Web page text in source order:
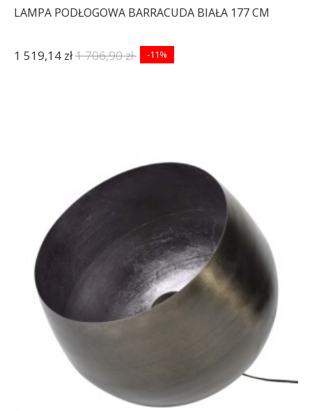
LAMPA PODŁOGOWA BARRACUDA BIAŁA 177 CM
1 519,14 zł1 706,90 zł -11%